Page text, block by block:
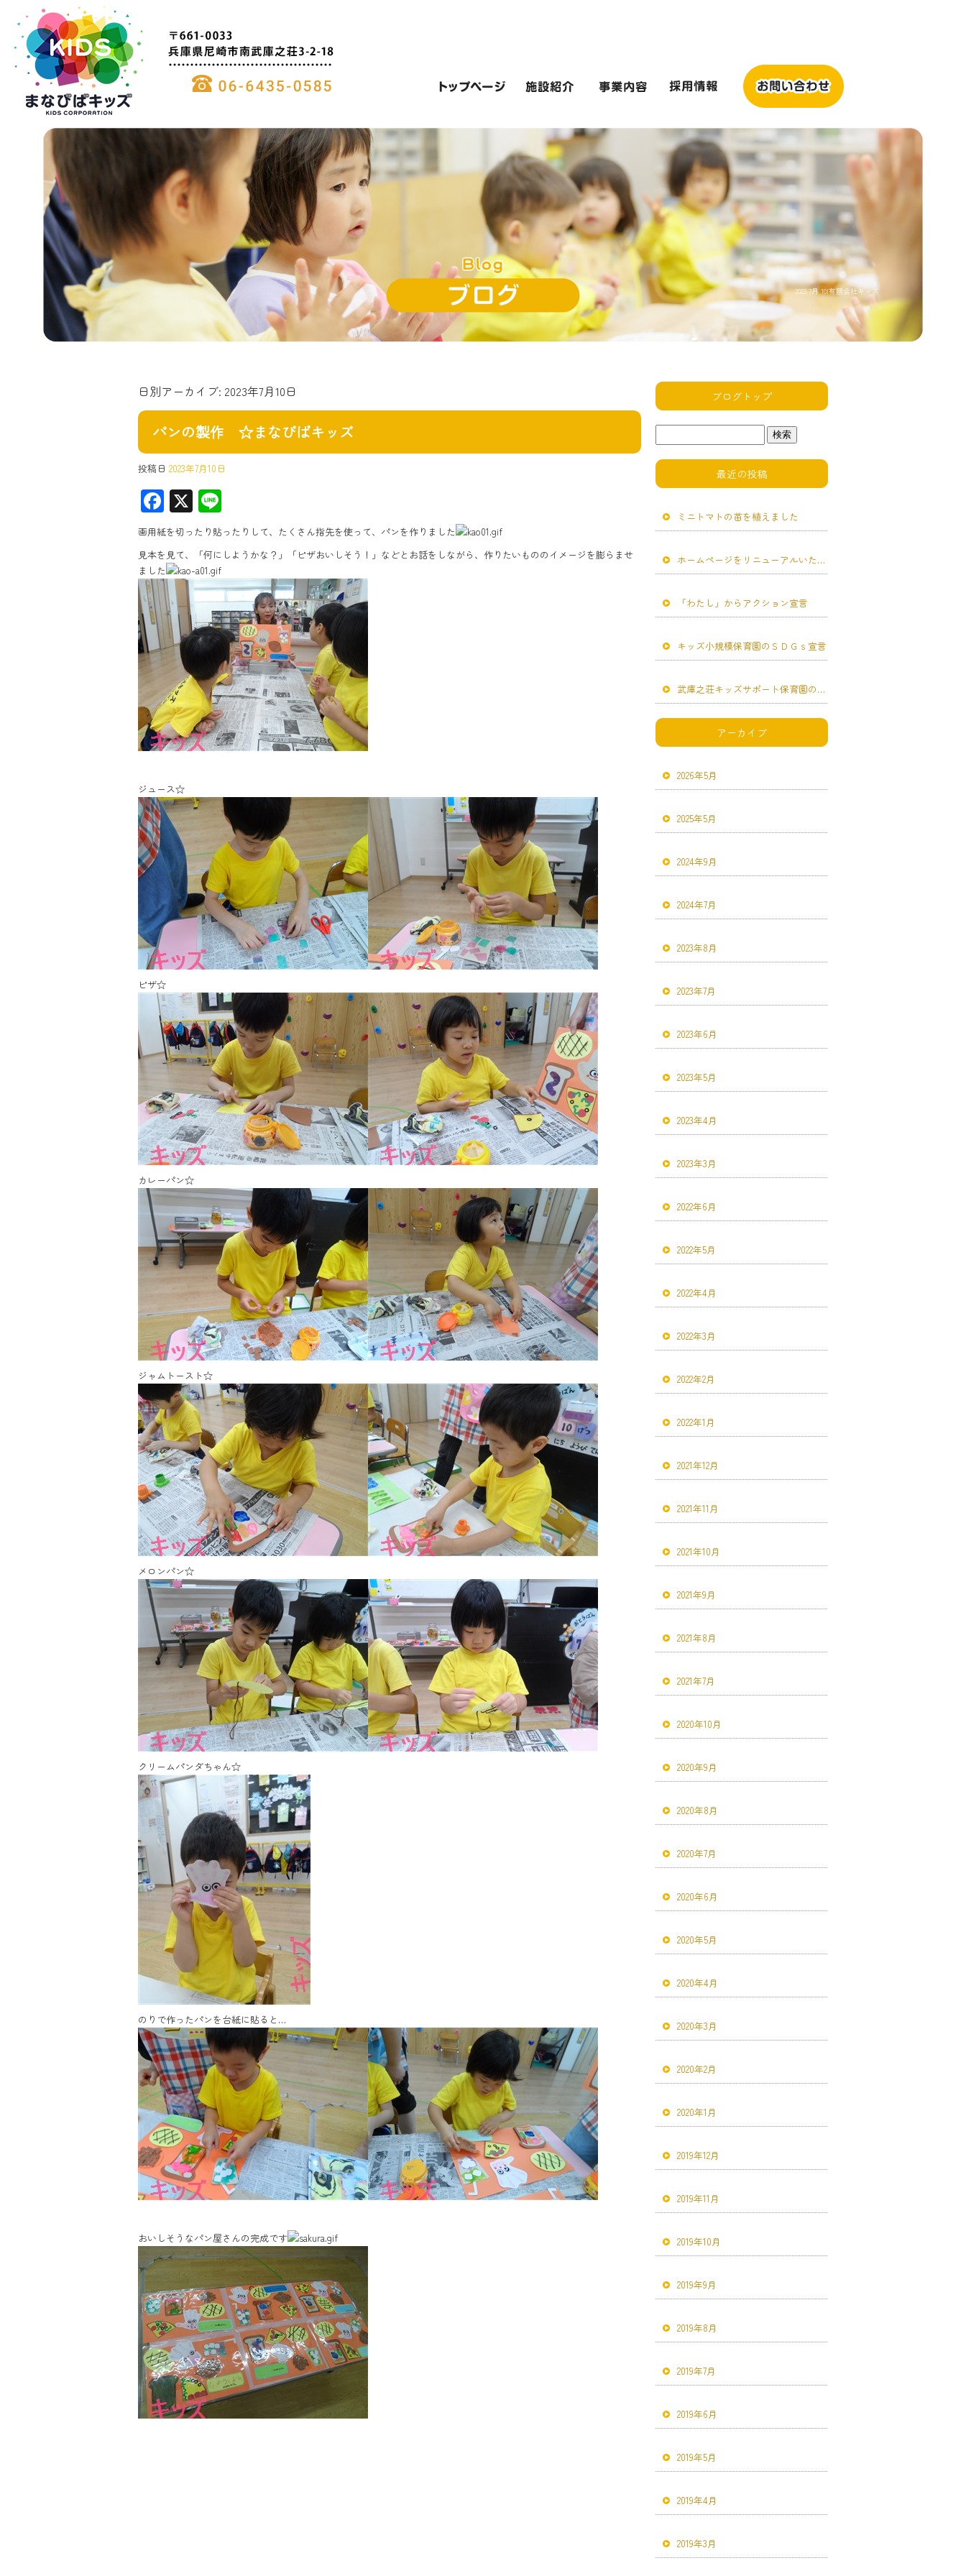
2023 7月 10|有限会社キッズ
日別アーカイブ: 2023年7月10日
パンの製作 ☆まなびばキッズ
投稿日 2023年7月10日
F
ac
e
b
o
ok
X
ne
画用紙を切ったり貼ったりして、たくさん指先を使って、パンを作りました
見本を見て、「何にしようかな？」「ピザおいしそう！」などとお話をしながら、作りたいもののイメージを膨らませ
ました
ジュース☆
ピザ☆
カレーパン☆
ジャムトースト☆
メロンパン☆
クリームパンダちゃん☆
のりで作ったパンを台紙に貼ると…
おいしそうなパン屋さんの完成です
ブログトップ
最近の投稿
ミニトマトの苗を植えました
ホームページをリニューアルいたしました。
「わたし」からアクション宣言
キッズ小規模保育園のＳＤＧｓ宣言
武庫之荘キッズサポート保育園のＳＤＧｓ宣言
アーカイブ
2026年5月
2025年5月
2024年9月
2024年7月
2023年8月
2023年7月
2023年6月
2023年5月
2023年4月
2023年3月
2022年6月
2022年5月
2022年4月
2022年3月
2022年2月
2022年1月
2021年12月
2021年11月
2021年10月
2021年9月
2021年8月
2021年7月
2020年10月
2020年9月
2020年8月
2020年7月
2020年6月
2020年5月
2020年4月
2020年3月
2020年2月
2020年1月
2019年12月
2019年11月
2019年10月
2019年9月
2019年8月
2019年7月
2019年6月
2019年5月
2019年4月
2019年3月